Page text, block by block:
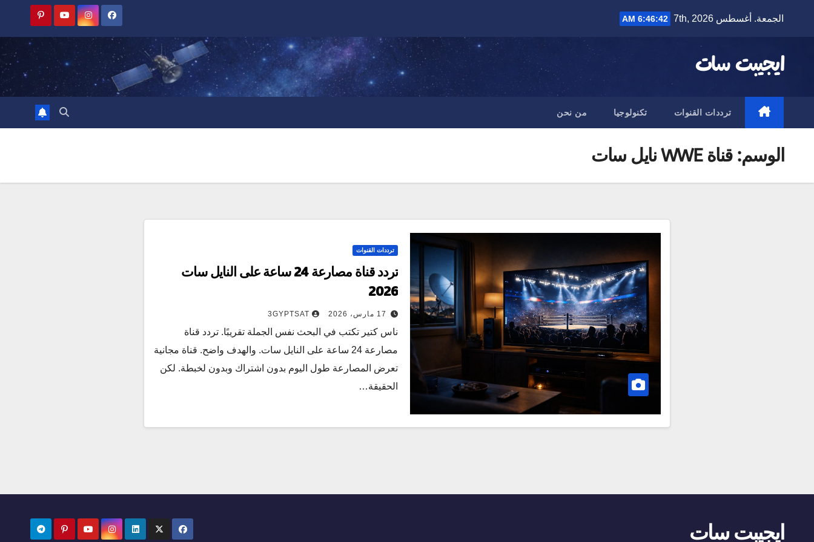
الجمعة. أغسطس 7th, 2026 6:46:43 AM
ايجيبت سات
ترددات القنوات تكنولوجيا من نحن
الوسم:قناة WWE نايل سات
ترددات القنوات
تردد قناة مصارعة 24 ساعة على النايل سات
2026
17 مارس، 2026 3GYPTSAT
ناس كتير تكتب في البحث نفس الجملة تقريبًا. تردد قناة
مصارعة 24 ساعة على النايل سات. والهدف واضح. قناة مجانية
تعرض المصارعة طول اليوم بدون اشتراك وبدون لخبطة. لكن
الحقيقة…
ايجيبت سات